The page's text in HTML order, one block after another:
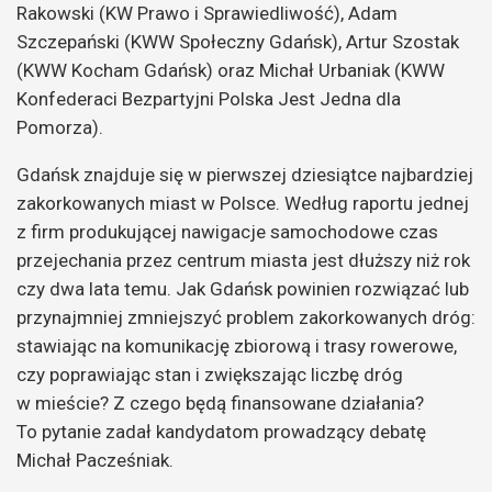
Rakowski (KW Prawo i Sprawiedliwość), Adam
Szczepański (KWW Społeczny Gdańsk), Artur Szostak
(KWW Kocham Gdańsk) oraz Michał Urbaniak (KWW
Konfederaci Bezpartyjni Polska Jest Jedna dla
Pomorza).
Gdańsk znajduje się w pierwszej dziesiątce najbardziej
zakorkowanych miast w Polsce. Według raportu jednej
z firm produkującej nawigacje samochodowe czas
przejechania przez centrum miasta jest dłuższy niż rok
czy dwa lata temu. Jak Gdańsk powinien rozwiązać lub
przynajmniej zmniejszyć problem zakorkowanych dróg:
stawiając na komunikację zbiorową i trasy rowerowe,
czy poprawiając stan i zwiększając liczbę dróg
w mieście? Z czego będą finansowane działania?
To pytanie zadał kandydatom prowadzący debatę
Michał Pacześniak.